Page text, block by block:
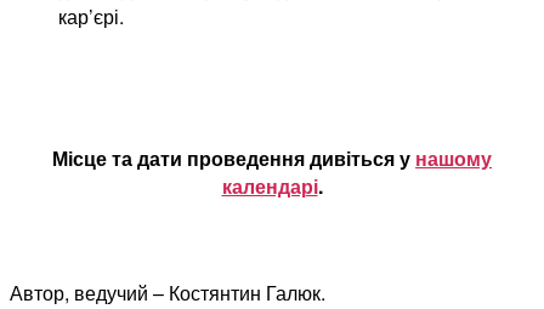
кар’єрі.
Місце та дати проведення дивіться у нашому
календарі.
Автор, ведучий – Костянтин Галюк.